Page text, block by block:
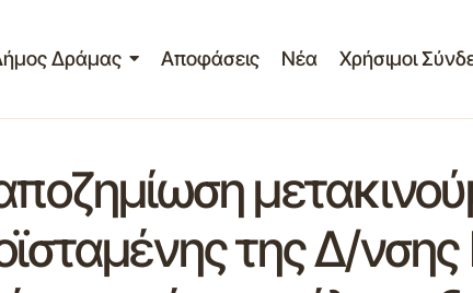
Δράμας Αποφάσεις Νέα Χρήσιμοι
της Δ/